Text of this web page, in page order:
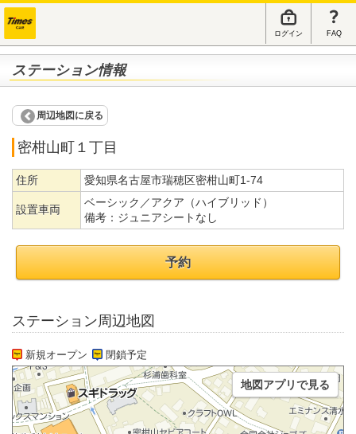
ログイン FAQ
ステーション情報
周辺地図に戻る
密柑山町１丁目
住所 愛知県名古屋市瑞穂区密柑山町1-74
設置車両
ベーシック／アクア（ハイブリッド）
備考： ジュニアシートなし
予約
ステーション周辺地図
新規オープン 閉鎖予定
地図アプリで見る